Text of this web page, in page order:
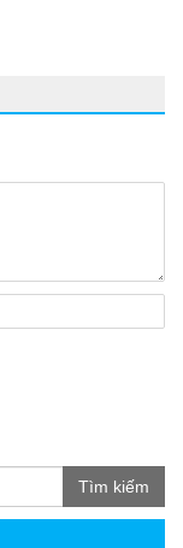
Tìm kiếm